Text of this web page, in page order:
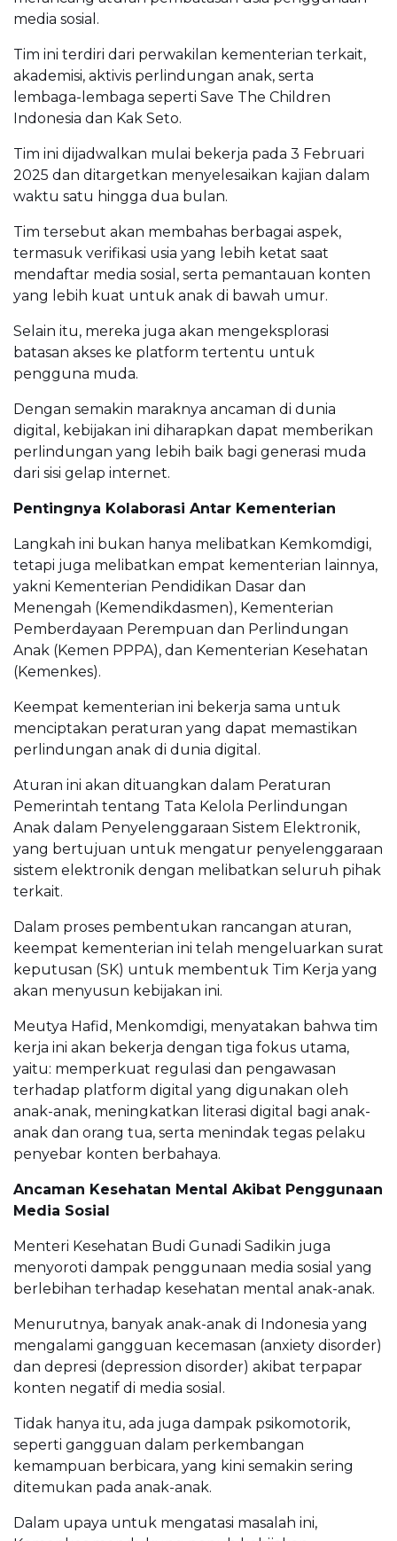
media sosial.
Tim ini terdiri dari perwakilan kementerian terkait,
akademisi, aktivis perlindungan anak, serta
lembaga-lembaga seperti Save The Children
Indonesia dan Kak Seto.
Tim ini dijadwalkan mulai bekerja pada 3 Februari
2025 dan ditargetkan menyelesaikan kajian dalam
waktu satu hingga dua bulan.
Tim tersebut akan membahas berbagai aspek,
termasuk verifikasi usia yang lebih ketat saat
mendaftar media sosial, serta pemantauan konten
yang lebih kuat untuk anak di bawah umur.
Selain itu, mereka juga akan mengeksplorasi
batasan akses ke platform tertentu untuk
pengguna muda.
Dengan semakin maraknya ancaman di dunia
digital, kebijakan ini diharapkan dapat memberikan
perlindungan yang lebih baik bagi generasi muda
dari sisi gelap internet.
Pentingnya Kolaborasi Antar Kementerian
Langkah ini bukan hanya melibatkan Kemkomdigi,
tetapi juga melibatkan empat kementerian lainnya,
yakni Kementerian Pendidikan Dasar dan
Menengah (Kemendikdasmen), Kementerian
Pemberdayaan Perempuan dan Perlindungan
Anak (Kemen PPPA), dan Kementerian Kesehatan
(Kemenkes).
Keempat kementerian ini bekerja sama untuk
menciptakan peraturan yang dapat memastikan
perlindungan anak di dunia digital.
Aturan ini akan dituangkan dalam Peraturan
Pemerintah tentang Tata Kelola Perlindungan
Anak dalam Penyelenggaraan Sistem Elektronik,
yang bertujuan untuk mengatur penyelenggaraan
sistem elektronik dengan melibatkan seluruh pihak
terkait.
Dalam proses pembentukan rancangan aturan,
keempat kementerian ini telah mengeluarkan surat
keputusan (SK) untuk membentuk Tim Kerja yang
akan menyusun kebijakan ini.
Meutya Hafid, Menkomdigi, menyatakan bahwa tim
kerja ini akan bekerja dengan tiga fokus utama,
yaitu: memperkuat regulasi dan pengawasan
terhadap platform digital yang digunakan oleh
anak-anak, meningkatkan literasi digital bagi anak-
anak dan orang tua, serta menindak tegas pelaku
penyebar konten berbahaya.
Ancaman Kesehatan Mental Akibat Penggunaan
Media Sosial
Menteri Kesehatan Budi Gunadi Sadikin juga
menyoroti dampak penggunaan media sosial yang
berlebihan terhadap kesehatan mental anak-anak.
Menurutnya, banyak anak-anak di Indonesia yang
mengalami gangguan kecemasan (anxiety disorder)
dan depresi (depression disorder) akibat terpapar
konten negatif di media sosial.
Tidak hanya itu, ada juga dampak psikomotorik,
seperti gangguan dalam perkembangan
kemampuan berbicara, yang kini semakin sering
ditemukan pada anak-anak.
Dalam upaya untuk mengatasi masalah ini,